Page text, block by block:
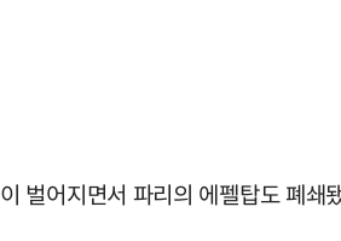
벌어지면서 파리의 에펠탑도 폐쇄